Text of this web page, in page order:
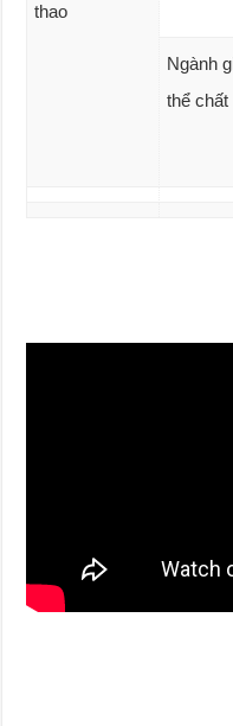
thao
Ngành
thể chất